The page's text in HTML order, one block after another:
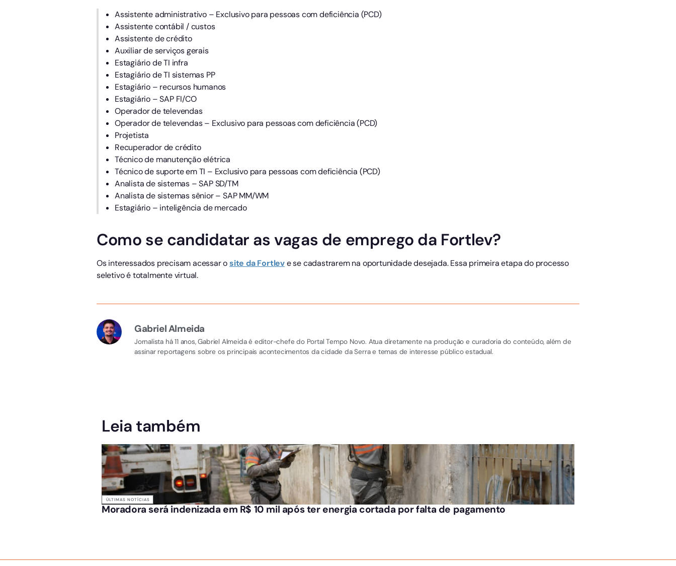
Assistente administrativo – Exclusivo para pessoas com deficiência (PCD)
Assistente contábil / custos
Assistente de crédito
Auxiliar de serviços gerais
Estagiário de TI infra
Estagiário de TI sistemas PP
Estagiário – recursos humanos
Estagiário – SAP FI/CO
Operador de televendas
Operador de televendas – Exclusivo para pessoas com deficiência (PCD)
Projetista
Recuperador de crédito
Técnico de manutenção elétrica
Técnico de suporte em TI – Exclusivo para pessoas com deficiência (PCD)
Analista de sistemas – SAP SD/TM
Analista de sistemas sênior – SAP MM/WM
Estagiário – inteligência de mercado
Como se candidatar as vagas de emprego da Fortlev?
Os interessados precisam acessar osite da Fortleve se cadastrarem na oportunidade desejada. Essa primeira etapa do processo
seletivo é totalmente virtual.
Gabriel Almeida
Jornalista há 11 anos, Gabriel Almeida é editor-chefe do Portal Tempo Novo. Atua diretamente na produção e curadoria do conteúdo, além de
assinar reportagens sobre os principais acontecimentos da cidade da Serra e temas de interesse público estadual.
Leia também
ÚLTIMAS NOTÍCIAS
Moradora será indenizada em R$ 10 mil após ter energia cortada por falta de pagamento